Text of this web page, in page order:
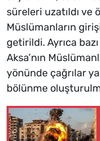
süreleri uzatıldı ve
Müslümanların
getirildi. Ayrıca
Aksa’nın
yönünde çağrılar
bölünme